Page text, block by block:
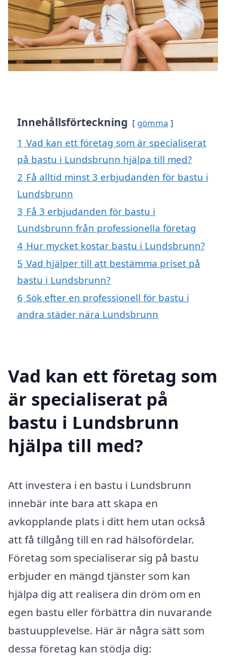
Innehållsförteckning gömma
1 Vad kan ett företag som är specialiserat
på bastu i Lundsbrunn hjälpa till med?
2 Få alltid minst 3 erbjudanden för bastu i
Lundsbrunn
3 Få 3 erbjudanden för bastu i
Lundsbrunn från professionella företag
4 Hur mycket kostar bastu i Lundsbrunn?
5 Vad hjälper till att bestämma priset på
bastu i Lundsbrunn?
6 Sök efter en professionell för bastu i
andra städer nära Lundsbrunn
Vad kan ett företag som
är specialiserat på
bastu i Lundsbrunn
hjälpa till med?
Att investera i en bastu i Lundsbrunn
innebär inte bara att skapa en
avkopplande plats i ditt hem utan också
att få tillgång till en rad hälsofördelar.
Företag som specialiserar sig på bastu
erbjuder en mängd tjänster som kan
hjälpa dig att realisera din dröm om en
egen bastu eller förbättra din nuvarande
bastuupplevelse. Här är några sätt som
dessa företag kan stödja dig: